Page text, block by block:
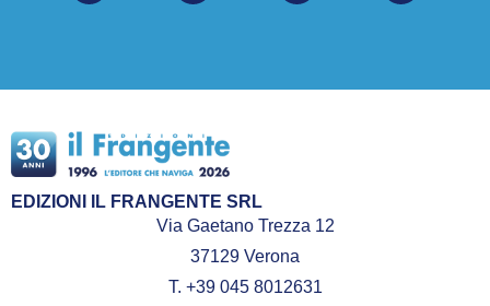
EDIZIONI IL FRANGENTE SRL
Via Gaetano Trezza 12
37129 Verona
T. +39 045 8012631